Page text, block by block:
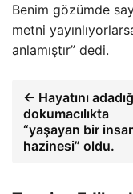
Benim gözümde
metni
anlamıştır” dedi.
← Hayatını
dokumacılıkta
“yaşayan bir
hazinesi” oldu.